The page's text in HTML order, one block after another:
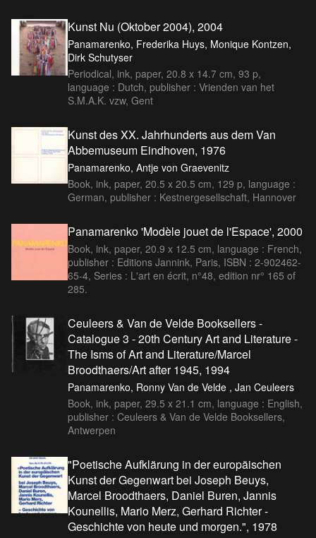
Kunst Nu (Oktober 2004), 2004
Panamarenko, Frederika Huys, Monique Kontzen,
Dirk Schutyser
Periodical, ink, paper, 20.8 x 14.7 cm, 93 p,
language : Dutch, publisher : Vrienden van het
S.M.A.K. vzw, Gent
Kunst des XX. Jahrhunderts aus dem Van
Abbemuseum Eindhoven, 1976
Panamarenko, Antje von Graevenitz
Book, ink, paper, 20.5 x 20.5 cm, 129 p, language :
German, publisher : Kestnergesellschaft, Hannover
Panamarenko 'Modèle jouet de l'Espace', 2000
Book, ink, paper, 20.9 x 12.5 cm, language : French,
publisher : Editions Jannink, Paris, ISBN : 2-902462-
65-4, Series : L'art en écrit, n°48, edition nr° 165 of
285.
Ceuleers & Van de Velde Booksellers -
Catalogue 3 - 20th Century Art and Literature -
The Isms of Art and Literature/Marcel
Broodthaers/Art after 1945, 1994
Panamarenko, Ronny Van de Velde , Jan Ceuleers
Book, ink, paper, 29.5 x 21.1 cm, language : English,
publisher : Ceuleers & Van de Velde Booksellers,
Antwerpen
"Poetische Aufklärung in der europäischen
Kunst der Gegenwart bei Joseph Beuys,
Marcel Broodthaers, Daniel Buren, Jannis
Kounellis, Mario Merz, Gerhard Richter -
Geschichte von heute und morgen.", 1978